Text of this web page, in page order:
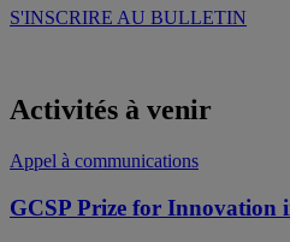
S'INSCRIRE AU BULLETIN
Activités à venir
Appel à communications
GCSP Prize for Innovation